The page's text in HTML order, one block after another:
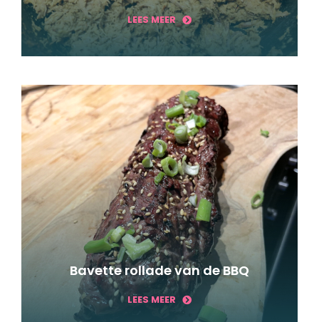
LEES MEER
Bavette rollade van de BBQ
LEES MEER